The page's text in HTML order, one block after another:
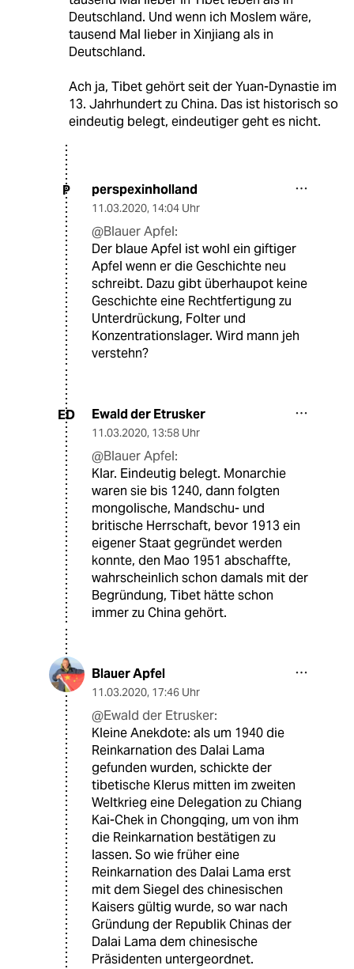
Deutschland. Und wenn ich Moslem wäre,
tausend Mal lieber in Xinjiang als in
Deutschland.
Ach ja, Tibet gehört seit der Yuan-Dynastie im
13. Jahrhundert zu China. Das ist historisch so
eindeutig belegt, eindeutiger geht es nicht.
P perspexinholland
11.03.2020, 14:04 Uhr
@Blauer Apfel:
Der blaue Apfel ist wohl ein giftiger
Apfel wenn er die Geschichte neu
schreibt. Dazu gibt überhaupot keine
Geschichte eine Rechtfertigung zu
Unterdrückung, Folter und
Konzentrationslager. Wird mann jeh
verstehn?
ED Ewald der Etrusker
11.03.2020, 13:58 Uhr
@Blauer Apfel:
Klar. Eindeutig belegt. Monarchie
waren sie bis 1240, dann folgten
mongolische, Mandschu- und
britische Herrschaft, bevor 1913 ein
eigener Staat gegründet werden
konnte, den Mao 1951 abschaffte,
wahrscheinlich schon damals mit der
Begründung, Tibet hätte schon
immer zu China gehört.
Blauer Apfel
11.03.2020, 17:46 Uhr
@Ewald der Etrusker:
Kleine Anekdote: als um 1940 die
Reinkarnation des Dalai Lama
gefunden wurden, schickte der
tibetische Klerus mitten im zweiten
Weltkrieg eine Delegation zu Chiang
Kai-Chek in Chongqing, um von ihm
die Reinkarnation bestätigen zu
lassen. So wie früher eine
Reinkarnation des Dalai Lama erst
mit dem Siegel des chinesischen
Kaisers gültig wurde, so war nach
Gründung der Republik Chinas der
Dalai Lama dem chinesische
Präsidenten untergeordnet.